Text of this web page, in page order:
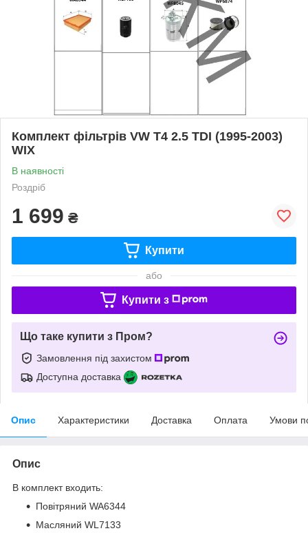
Комплект фільтрів VW T4 2.5 TDI (1995-2003)
WIX
В наявності
Роздріб
1 699 ₴
Купити
або
Купити з
Що таке купити з Пром?
Замовлення під захистом
Доступна доставка
Опис Характеристики Доставка Оплата Умови
Опис
В комплект входить:
Повітряний WA6344
Масляний WL7133